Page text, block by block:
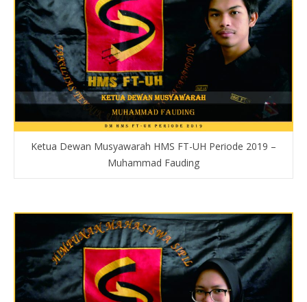
Ketua Dewan Musyawarah HMS FT-UH Periode 2019 –
Muhammad Fauding